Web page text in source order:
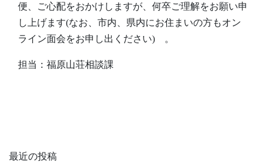
便、ご心配をおかけしますが、何卒ご理解をお願い申
し上げます(なお、市内、県内にお住まいの方もオン
ライン面会をお申し出ください) 。
担当：福原山荘相談課
最近の投稿